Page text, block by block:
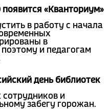
«Кванториум»
в работу с начала
в
и педагогам
день библиотек
и
забегу горожан.